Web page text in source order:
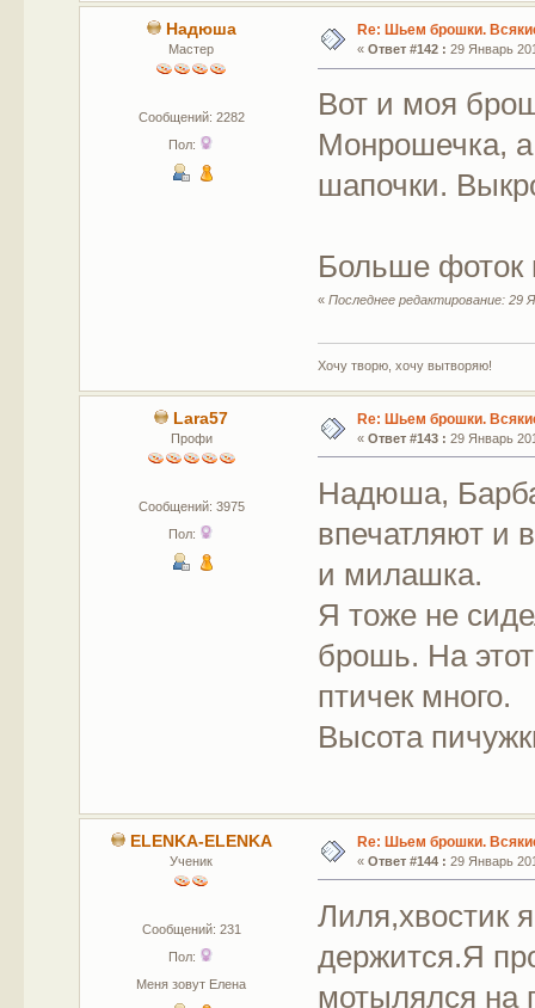
Надюша
Мастер
Сообщений: 2282
Пол:
Re: Шьем брошки.
« Ответ #142 : 29 Январь
Вот и моя
Монрошечка,
шапочки.
Больше фоток
«Последнее редактирование: 29
Хочу творю, хочу вытворяю!
Lara57
Профи
Сообщений: 3975
Пол:
Re: Шьем брошки.
« Ответ #143 : 29 Январь
Надюша,
впечатляют и
и милашка.
Я тоже не
брошь. На этот
птичек много.
Высота
ELENKA-ELENKA
Ученик
Сообщений: 231
Пол:
Меня зовут Елена
Re: Шьем брошки.
« Ответ #144 : 29 Январь
Лиля,хвостик
держится.Я
мотылялся на